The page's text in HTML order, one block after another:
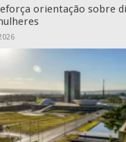
orientação sobre